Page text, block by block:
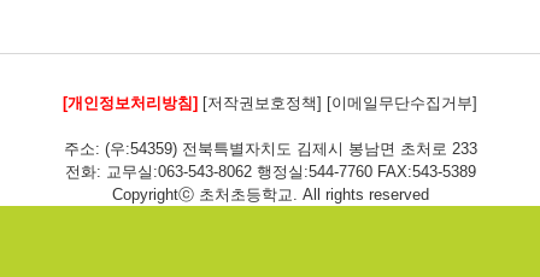
[개인정보처리방침] [저작권보호정책] [이메일무단수집거부]
주소: (우:54359) 전북특별자치도 김제시 봉남면 초처로 233
전화: 교무실:063-543-8062 행정실:544-7760 FAX:543-5389
Copyrightⓒ 초처초등학교. All rights reserved